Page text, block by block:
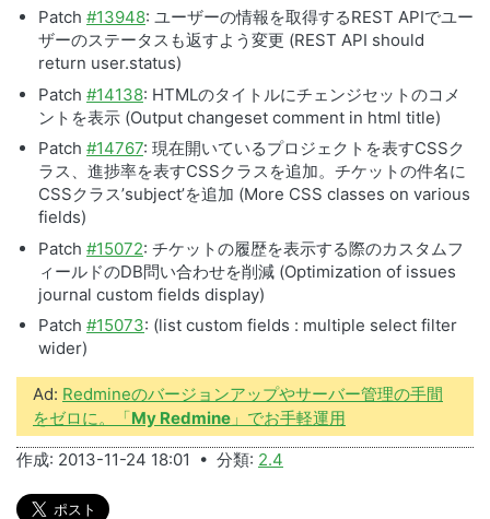
Patch #13948: ユーザーの情報を取得するREST APIでユー
ザーのステータスも返すよう変更 (REST API should
return user.status)
Patch #14138: HTMLのタイトルにチェンジセットのコメ
ントを表示 (Output changeset comment in html title)
Patch #14767: 現在開いているプロジェクトを表すCSSク
ラス、進捗率を表すCSSクラスを追加。チケットの件名に
CSSクラス’subject’を追加 (More CSS classes on various
fields)
Patch #15072: チケットの履歴を表示する際のカスタムフ
ィールドのDB問い合わせを削減 (Optimization of issues
journal custom fields display)
Patch #15073: (list custom fields : multiple select filter
wider)
Ad: Redmineのバージョンアップやサーバー管理の手間
をゼロに。「My Redmine 」でお手軽運用
作成: 2013-11-24 18:01 • 分類: 2.4